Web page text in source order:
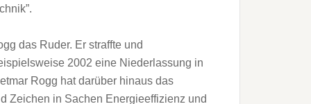
das Ruder. Er straffte und
2002 eine Niederlassung in
Rogg hat darüber hinaus das
Zeichen in Sachen Energieeffizienz und